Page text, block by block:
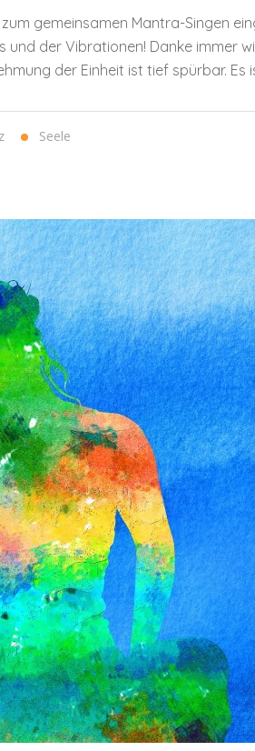
gemeinsamen Mantra-Singen
und der Vibrationen! Danke immer
der Einheit ist tief spürbar. Es
Seele